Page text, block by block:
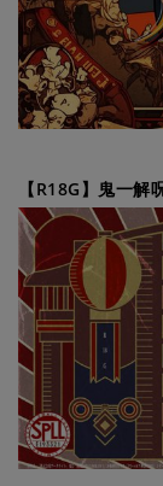
【R18G】鬼一解